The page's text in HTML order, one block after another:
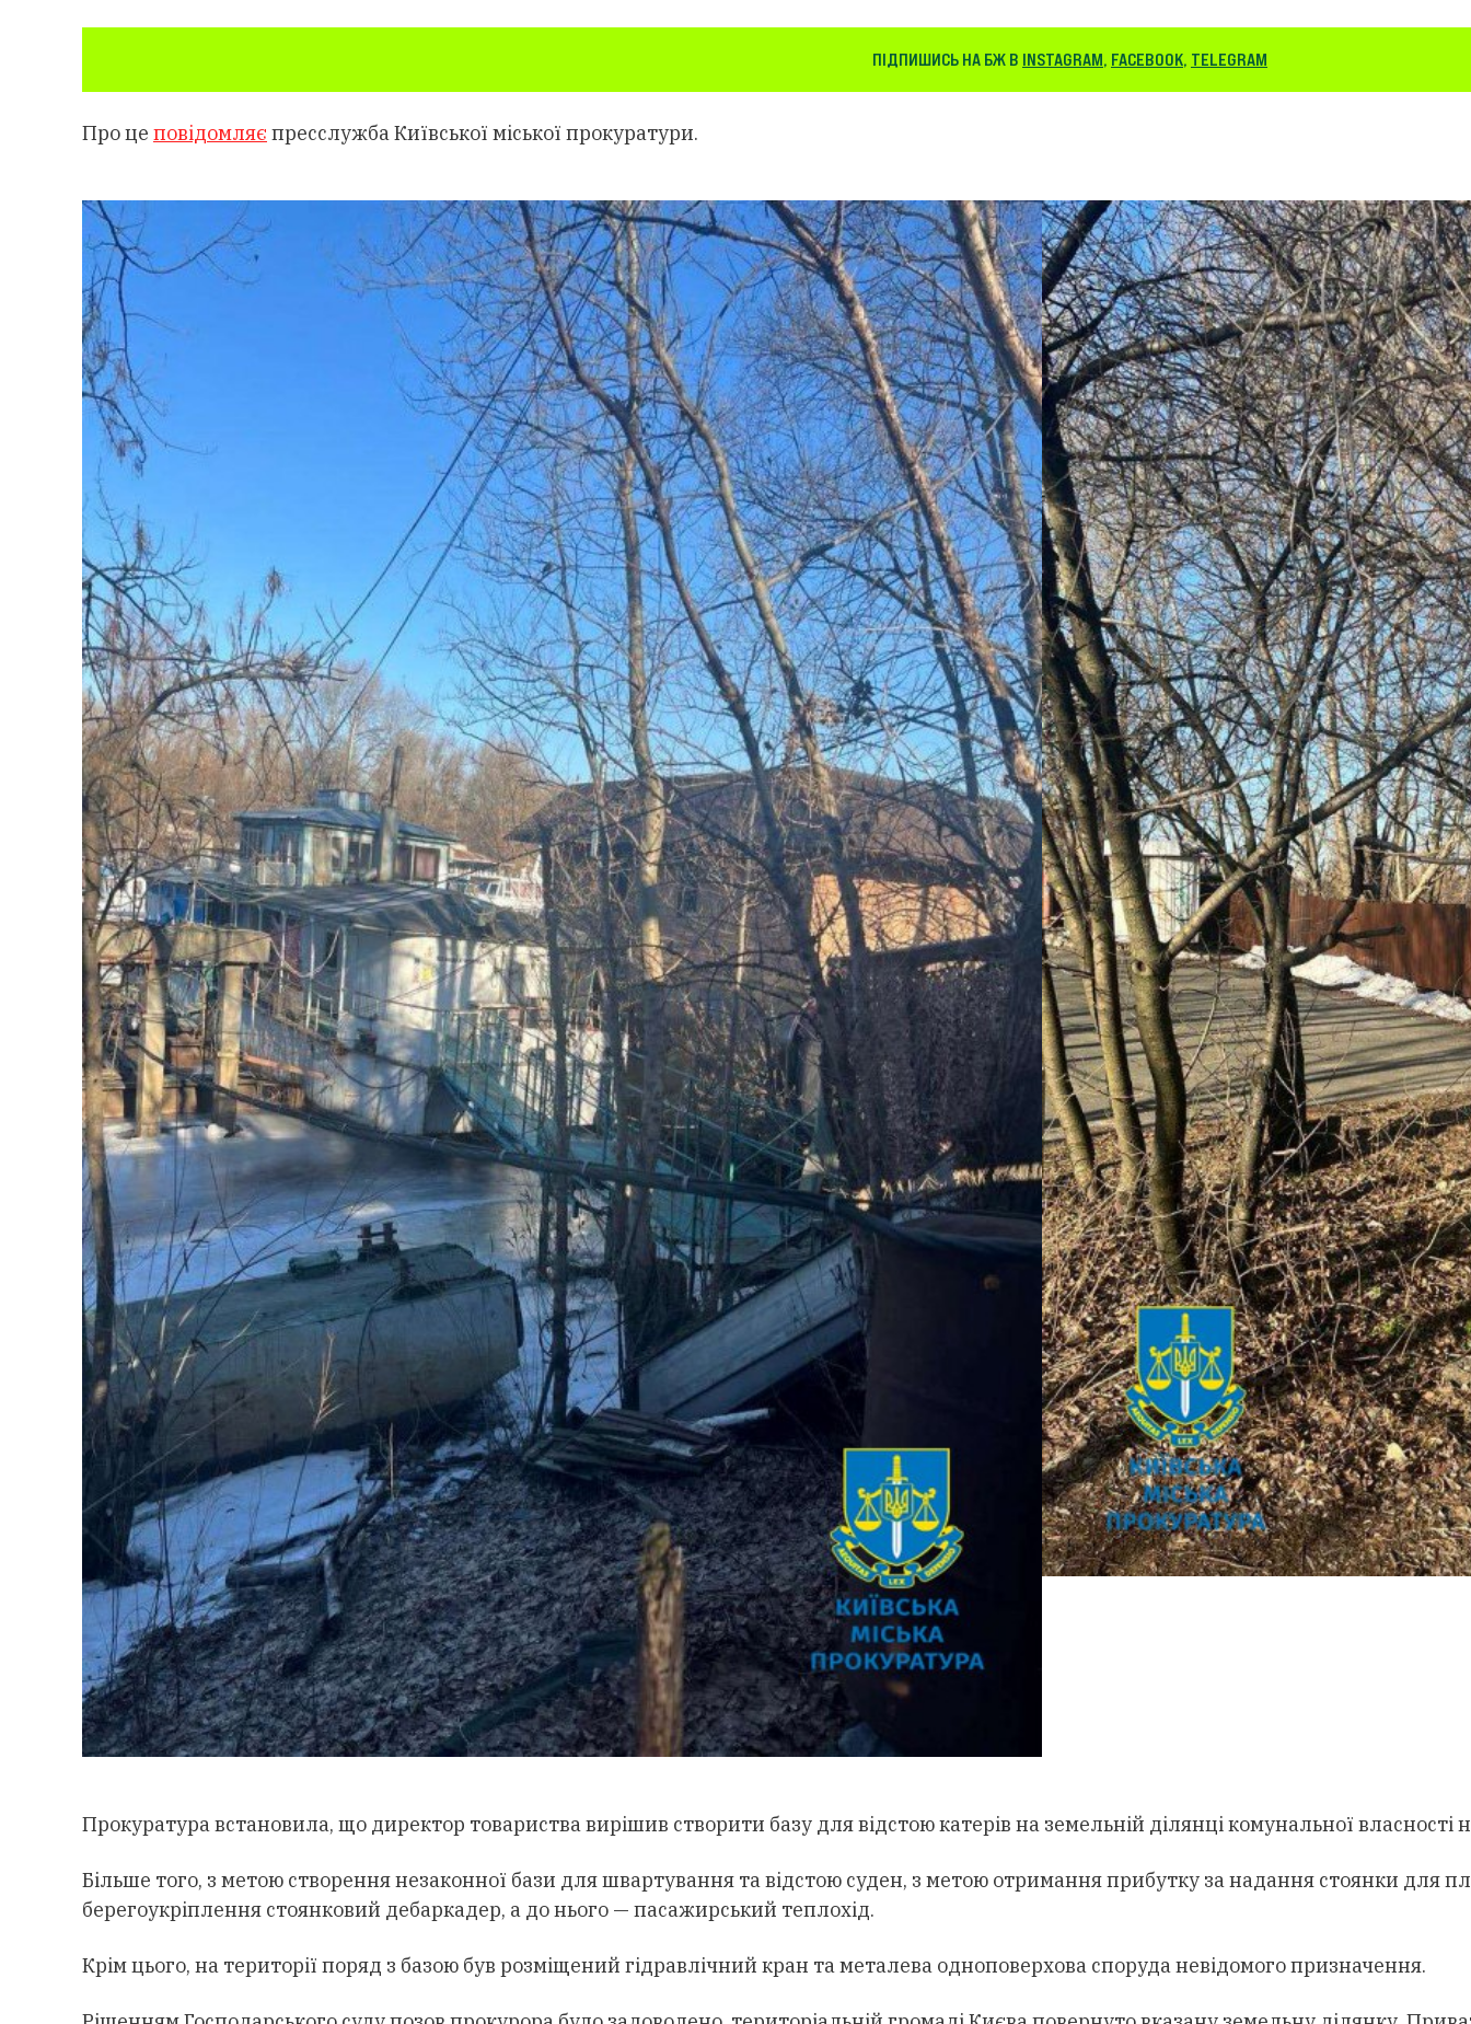
ПІДПИШИСЬ НА БЖ В INSTAGRAM, FACEBOOK, TELEGRAM
Про це повідомляє пресслужба Київської міської прокуратури.
Прокуратура встановила, що директор товариства вирішив створити базу для відстою катерів на земельній ділянці комунальної власності
Більше того, з метою створення незаконної бази для швартування та відстою суден, з метою отримання прибутку за надання стоянки для
берегоукріплення стоянковий дебаркадер, а до нього — пасажирський теплохід.
Крім цього, на території поряд з базою був розміщений гідравлічний кран та металева одноповерхова споруда невідомого призначення.